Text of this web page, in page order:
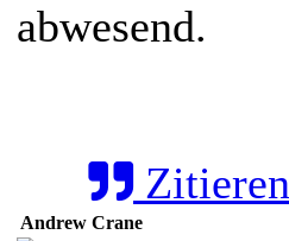
abwesend.
Zitieren
Andrew Crane